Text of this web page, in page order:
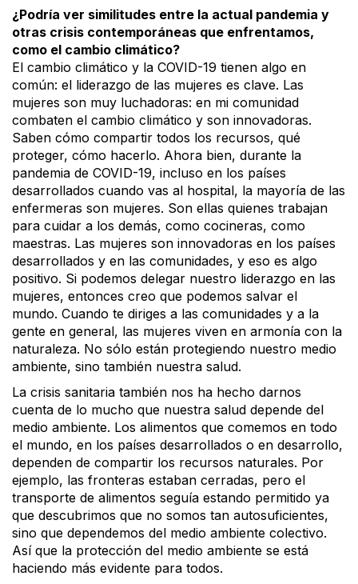
¿Podría ver similitudes entre la actual pandemia y
otras crisis contemporáneas que enfrentamos,
como el cambio climático?
El cambio climático y la COVID-19 tienen algo en
común: el liderazgo de las mujeres es clave. Las
mujeres son muy luchadoras: en mi comunidad
combaten el cambio climático y son innovadoras.
Saben cómo compartir todos los recursos, qué
proteger, cómo hacerlo. Ahora bien, durante la
pandemia de COVID-19, incluso en los países
desarrollados cuando vas al hospital, la mayoría de las
enfermeras son mujeres. Son ellas quienes trabajan
para cuidar a los demás, como cocineras, como
maestras. Las mujeres son innovadoras en los países
desarrollados y en las comunidades, y eso es algo
positivo. Si podemos delegar nuestro liderazgo en las
mujeres, entonces creo que podemos salvar el
mundo. Cuando te diriges a las comunidades y a la
gente en general, las mujeres viven en armonía con la
naturaleza. No sólo están protegiendo nuestro medio
ambiente, sino también nuestra salud.
La crisis sanitaria también nos ha hecho darnos
cuenta de lo mucho que nuestra salud depende del
medio ambiente. Los alimentos que comemos en todo
el mundo, en los países desarrollados o en desarrollo,
dependen de compartir los recursos naturales. Por
ejemplo, las fronteras estaban cerradas, pero el
transporte de alimentos seguía estando permitido ya
que descubrimos que no somos tan autosuficientes,
sino que dependemos del medio ambiente colectivo.
Así que la protección del medio ambiente se está
haciendo más evidente para todos.